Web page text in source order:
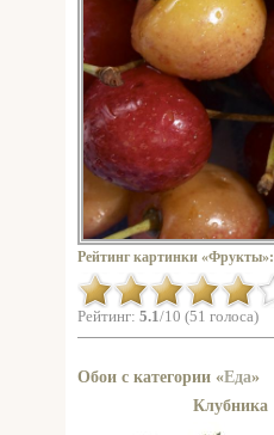
Рейтинг картинки «Фрукты»:
Рейтинг: 5.1/10 (51 голоса)
Обои с категории «Еда»
Клубника